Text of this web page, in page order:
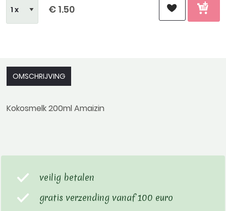
€ 1.50
OMSCHRIJVING
Kokosmelk 200ml Amaizin
veilig betalen
gratis verzending vanaf 100 euro